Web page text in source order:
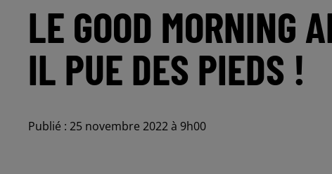
LE GOOD MORNING
IL PUE DES PIEDS !
Publié : 25 novembre 2022 à 9h00